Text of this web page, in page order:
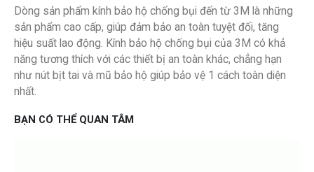
Dòng sản phẩm kính bảo hộ chống bụi đến từ 3M là những
sản phẩm cao cấp, giúp đảm bảo an toàn tuyệt đối, tăng
hiệu suất lao động. Kính bảo hộ chống bụi của 3M có khả
năng tương thích với các thiết bị an toàn khác, chẳng hạn
như nút bịt tai và mũ bảo hộ giúp bảo vệ 1 cách toàn diện
nhất.
BẠN CÓ THỂ QUAN TÂM